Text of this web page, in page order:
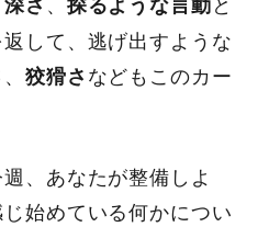
して、逃げ出すような
、 狡猾さなどもこのカー
、あなたが整備しよ
始めている何かについ